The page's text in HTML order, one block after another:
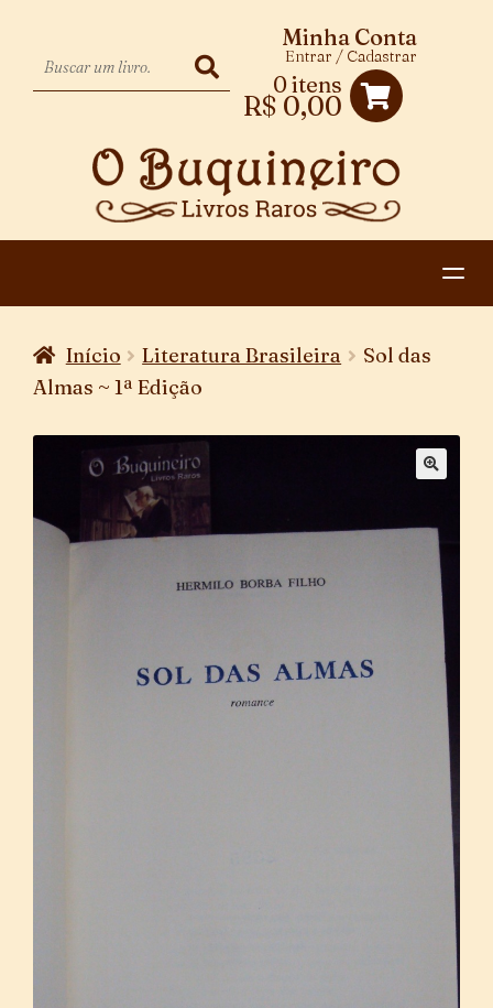
0 itens
R$ 0,00
Minha Conta
Entrar / Cadastrar
Início Literatura Brasileira
Sol das
Almas ~ 1ª Edição